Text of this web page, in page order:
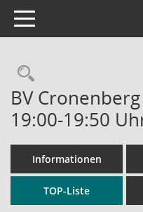
Toggle navigation
BV
19:00-19:50
Informationen
TOP-Liste